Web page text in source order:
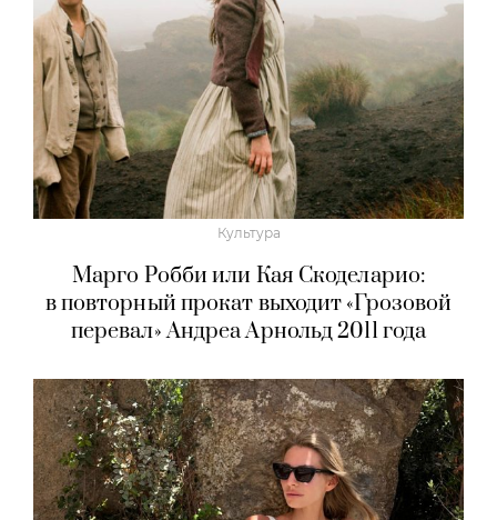
Культура
Марго Робби или Кая Скоделарио:
в повторный прокат выходит «Грозовой
перевал» Андреа Арнольд 2011 года